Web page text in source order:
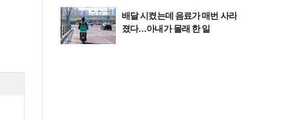
배달 시켰는데 음료가 매번 사라
졌다…아내가 몰래 한 일